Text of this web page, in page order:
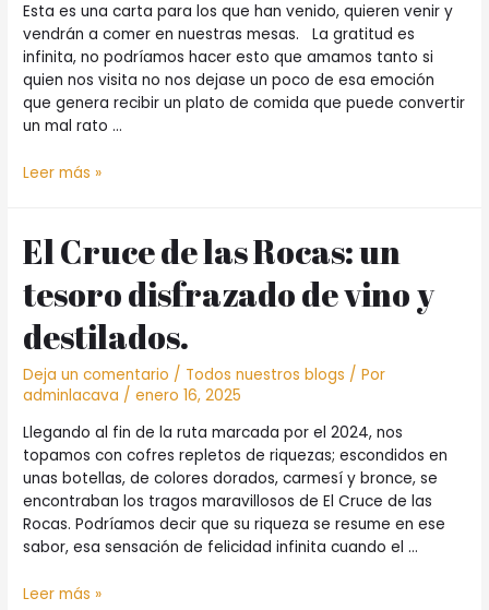
se
mueve
por
nuestros
papás
Esta es una carta para los que han venido, quieren venir y
vendrán a comer en nuestras mesas. La gratitud es
infinita, no podríamos hacer esto que amamos tanto si
quien nos visita no nos dejase un poco de esa emoción
que genera recibir un plato de comida que puede convertir
un mal rato …
Querido
Leer más »
El Cruce de las Rocas: un
tesoro disfrazado de vino y
destilados.
Deja un comentario / Todos nuestros blogs / Por
adminlacava /enero 16, 2025
Llegando al fin de la ruta marcada por el 2024, nos
topamos con cofres repletos de riquezas; escondidos en
unas botellas, de colores dorados, carmesí y bronce, se
encontraban los tragos maravillosos de El Cruce de las
Rocas. Podríamos decir que su riqueza se resume en ese
sabor, esa sensación de felicidad infinita cuando el …
El
Leer más »